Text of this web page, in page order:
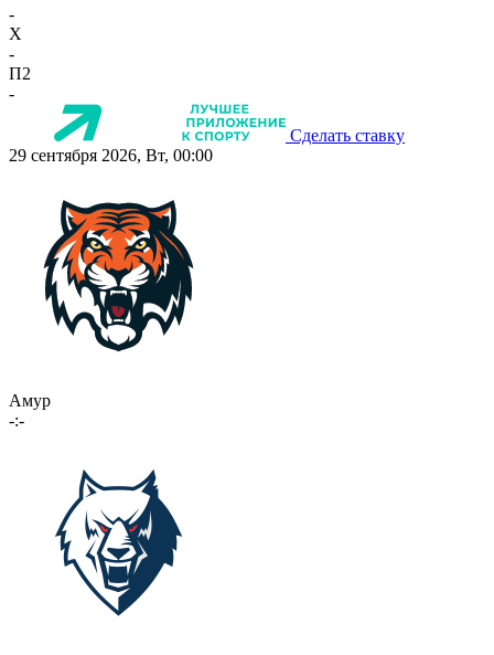
-
X
-
П2
-
Сделать ставку
29 сентября 2026, Вт, 00:00
Амур
-:-